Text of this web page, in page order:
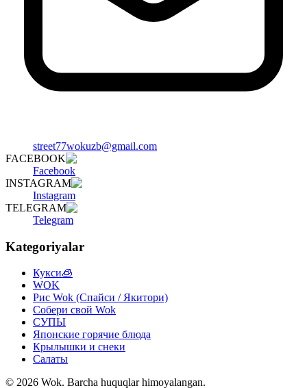
street77wokuzb@gmail.com
FACEBOOK
Facebook
INSTAGRAM
Instagram
TELEGRAM
Telegram
Kategoriyalar
Кукси🧊
WOK
Рис Wok (Спайси / Якитори)
Собери свой Wok
СУПЫ
Японские горячие блюда
Крылышки и снеки
Салаты
© 2026 Wok. Barcha huquqlar himoyalangan.